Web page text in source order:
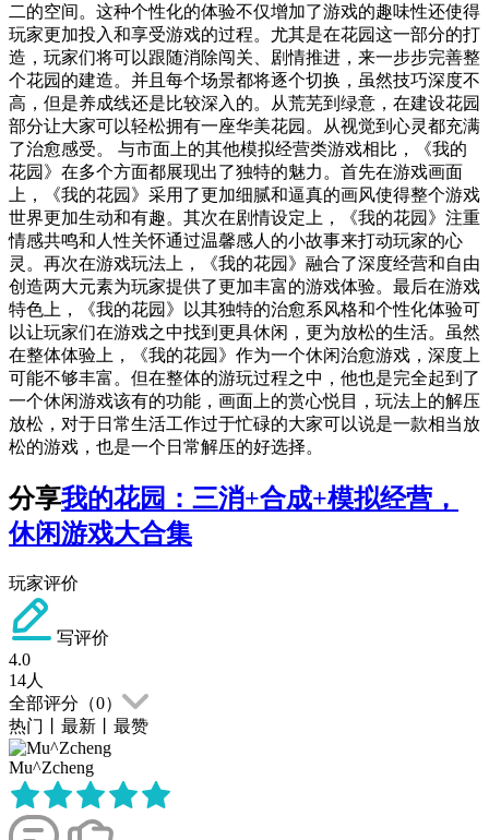
二的空间。这种个性化的体验不仅增加了游戏的趣味性还使得
玩家更加投入和享受游戏的过程。尤其是在花园这一部分的打
造，玩家们将可以跟随消除闯关、剧情推进，来一步步完善整
个花园的建造。并且每个场景都将逐个切换，虽然技巧深度不
高，但是养成线还是比较深入的。从荒芜到绿意，在建设花园
部分让大家可以轻松拥有一座华美花园。从视觉到心灵都充满
了治愈感受。 与市面上的其他模拟经营类游戏相比，《我的
花园》在多个方面都展现出了独特的魅力。首先在游戏画面
上，《我的花园》采用了更加细腻和逼真的画风使得整个游戏
世界更加生动和有趣。其次在剧情设定上，《我的花园》注重
情感共鸣和人性关怀通过温馨感人的小故事来打动玩家的心
灵。再次在游戏玩法上，《我的花园》融合了深度经营和自由
创造两大元素为玩家提供了更加丰富的游戏体验。最后在游戏
特色上，《我的花园》以其独特的治愈系风格和个性化体验可
以让玩家们在游戏之中找到更具休闲，更为放松的生活。虽然
在整体体验上，《我的花园》作为一个休闲治愈游戏，深度上
可能不够丰富。但在整体的游玩过程之中，他也是完全起到了
一个休闲游戏该有的功能，画面上的赏心悦目，玩法上的解压
放松，对于日常生活工作过于忙碌的大家可以说是一款相当放
松的游戏，也是一个日常解压的好选择。
分享我的花园：三消+合成+模拟经营，
休闲游戏大合集
玩家评价
写评价
4.0
14人
全部评分（0）
热门
最新 最赞
Mu^Zcheng